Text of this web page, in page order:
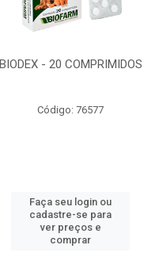
BIODEX - 20 COMPRIMIDOS
Código: 76577
Faça seu login ou
cadastre-se para
ver preços e
comprar